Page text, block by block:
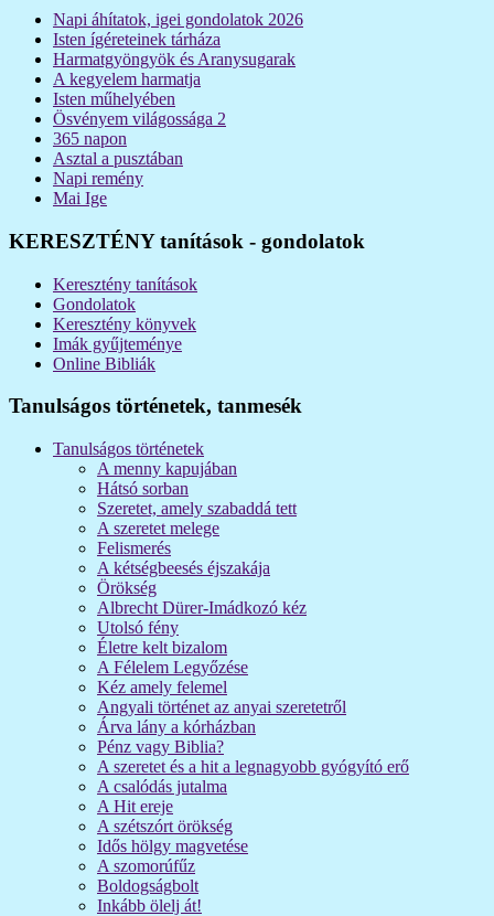
Napi áhítatok, igei gondolatok 2026
Isten ígéreteinek tárháza
Harmatgyöngyök és Aranysugarak
A kegyelem harmatja
Isten műhelyében
Ösvényem világossága 2
365 napon
Asztal a pusztában
Napi remény
Mai Ige
KERESZTÉNY tanítások - gondolatok
Keresztény tanítások
Gondolatok
Keresztény könyvek
Imák gyűjteménye
Online Bibliák
Tanulságos történetek, tanmesék
Tanulságos történetek
A menny kapujában
Hátsó sorban
Szeretet, amely szabaddá tett
A szeretet melege
Felismerés
A kétségbeesés éjszakája
Örökség
Albrecht Dürer-Imádkozó kéz
Utolsó fény
Életre kelt bizalom
A Félelem Legyőzése
Kéz amely felemel
Angyali történet az anyai szeretetről
Árva lány a kórházban
Pénz vagy Biblia?
A szeretet és a hit a legnagyobb gyógyító erő
A csalódás jutalma
A Hit ereje
A szétszórt örökség
Idős hölgy magvetése
A szomorúfűz
Boldogságbolt
Inkább ölelj át!